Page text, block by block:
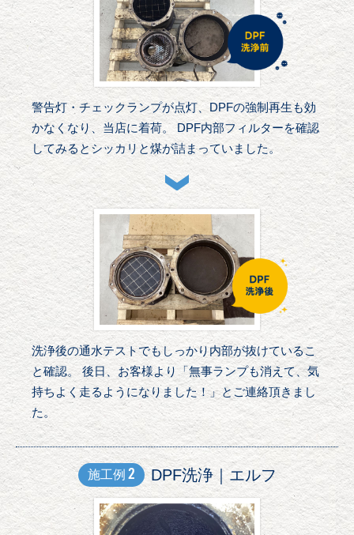
警告灯・チェックランプが点灯、DPFの強制再生も効
かなくなり、当店に着荷。 DPF内部フィルターを確認
してみるとシッカリと煤が詰まっていました。
洗浄後の通水テストでもしっかり内部が抜けているこ
と確認。 後日、お客様より「無事ランプも消えて、気
持ちよく走るようになりました！」とご連絡頂きまし
た。
施工例 2 DPF洗浄｜エルフ